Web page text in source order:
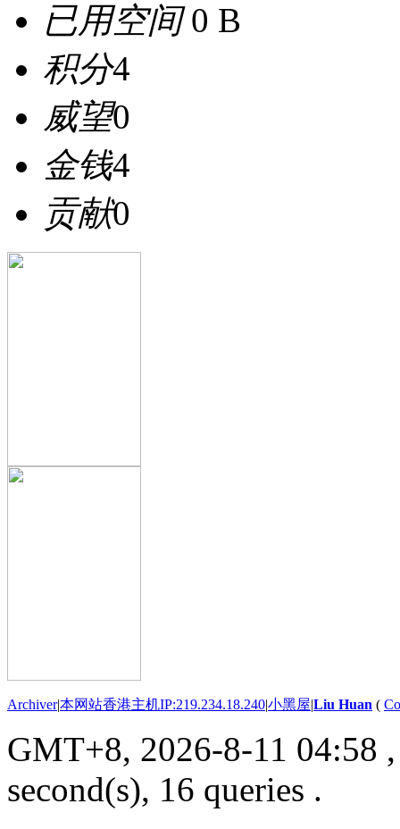
已用空间0 B
积分4
威望0
金钱4
贡献0
Archiver|本网站香港主机IP:219.234.18.240|小黑屋|Liu Huan (
GMT+8, 2026-8-11 04:58
second(s), 16 queries .